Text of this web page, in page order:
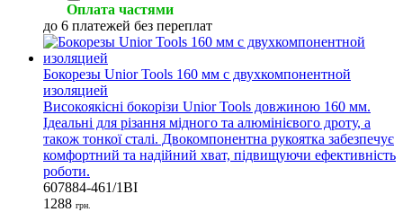
Оплата частями
до 6 платежей без переплат
Бокорезы Unior Tools 160 мм с двухкомпонентной
изоляцией
Високоякісні бокорізи Unior Tools довжиною 160 мм.
Ідеальні для різання мідного та алюмінієвого дроту, а
також тонкої сталі. Двокомпонентна рукоятка забезпечує
комфортний та надійний хват, підвищуючи ефективність
роботи.
607884-461/1BI
1288 грн.